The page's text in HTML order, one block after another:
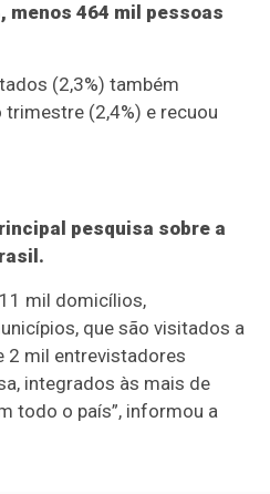
menos 464 mil pessoas
(2,3%) também
(2,4%) e recuou
pesquisa sobre a
mil domicílios,
que são visitados a
2 mil entrevistadores
integrados às mais de
todo o país”, informou a